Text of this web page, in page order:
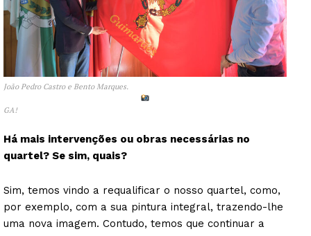
João Pedro Castro e Bento Marques.
GA!
Há mais intervenções ou obras necessárias no
quartel? Se sim, quais?
Sim, temos vindo a requalificar o nosso quartel, como,
por exemplo, com a sua pintura integral, trazendo-lhe
uma nova imagem. Contudo, temos que continuar a